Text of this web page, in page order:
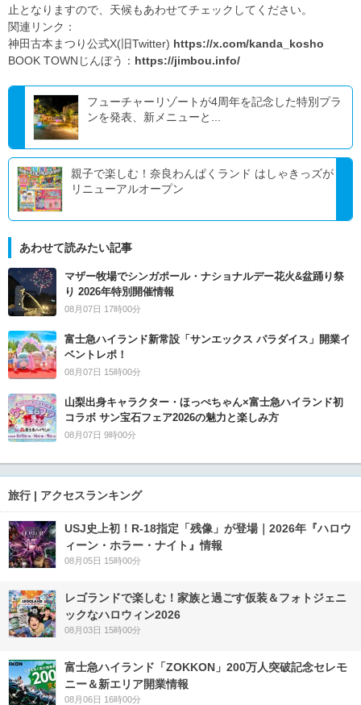
止となりますので、天候もあわせてチェックしてください。
関連リンク：
神田古本まつり公式X(旧Twitter) https://x.com/kanda_kosho
BOOK TOWNじんぼう： https://jimbou.info/
フューチャーリゾートが4周年を記念した特別プラ
ンを発表、新メニューと...
親子で楽しむ！奈良わんぱくランド はしゃきっズが
リニューアルオープン
あわせて読みたい記事
マザー牧場でシンガポール・ナショナルデー花火&盆踊り祭
り 2026年特別開催情報
08月07日 17時00分
富士急ハイランド新常設「サンエックス パラダイス」開業イ
ベントレポ！
08月07日 15時00分
山梨出身キャラクター・ほっぺちゃん×富士急ハイランド初
コラボ サン宝石フェア2026の魅力と楽しみ方
08月07日 9時00分
旅行 | アクセスランキング
USJ史上初！R-18指定「残像」が登場｜2026年『ハロウ
ィーン・ホラー・ナイト』情報
08月05日 15時00分
レゴランドで楽しむ！家族と過ごす仮装＆フォトジェニ
ックなハロウィン2026
08月03日 15時00分
富士急ハイランド「ZOKKON」200万人突破記念セレモ
ニー＆新エリア開業情報
08月06日 16時00分